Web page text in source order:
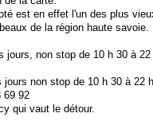
est en effet l'un des plus
de la région haute savoie.
jours, non stop de 10 h 30 à
non stop de 10 h 30 à 22
69 92
qui vaut le détour.